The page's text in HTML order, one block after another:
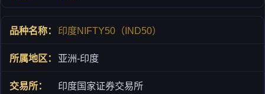
印度NIFTY50（IND50）
亚洲-印度
印度国家证券交易所